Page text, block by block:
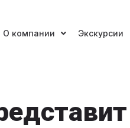
О компании Экскурсии